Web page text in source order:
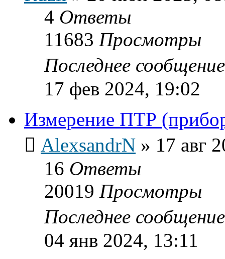
4 Ответы
11683 Просмотры
Последнее
17 фев 2024, 19:02
Измерение ПТР
AlexsandrN » 17 авг
16 Ответы
20019 Просмотры
Последнее
04 янв 2024, 13:11